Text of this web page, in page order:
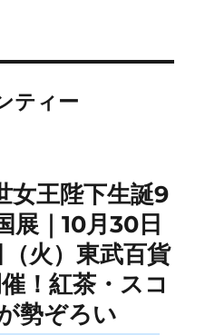
ティー
女王陛下生誕9
展｜10月30日
（火）東武百貨
！紅茶・スコ
勢ぞろい